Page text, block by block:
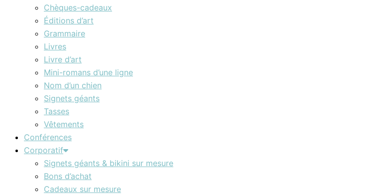
Chèques-cadeaux
Éditions d’art
Grammaire
Livres
Livre d’art
Mini-romans d’une ligne
Nom d’un chien
Signets géants
Tasses
Vêtements
Conférences
Corporatif
Signets géants & bikini sur mesure
Bons d’achat
Cadeaux sur mesure